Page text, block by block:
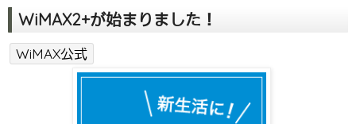
WiMAX2+が始まりました！
WiMAX公式